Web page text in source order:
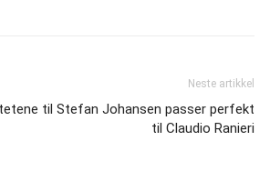
Neste artikkel
til Stefan Johansen passer perfekt
til Claudio Ranieri